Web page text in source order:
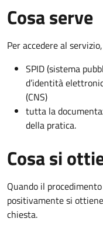
Cosa serve
Per accedere al
SPID (sistema
d’identità
(CNS)
tutta la
della pratica.
Cosa si
Quando il
positivamente si
chiesta.